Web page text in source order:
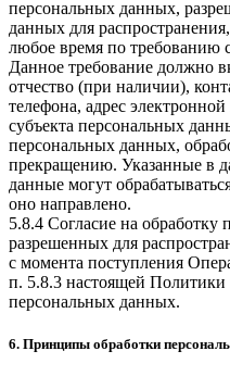
персональных данных,
данных для
любое время по требованию
Данное требование должно
отчество (при наличии),
телефона, адрес
субъекта персональных
персональных данных,
прекращению. Указанные в
данные могут
оно направлено.
5.8.4 Согласие на обработку
разрешенных для
с момента поступления
п. 5.8.3 настоящей
персональных данных.
6. Принципы обработки